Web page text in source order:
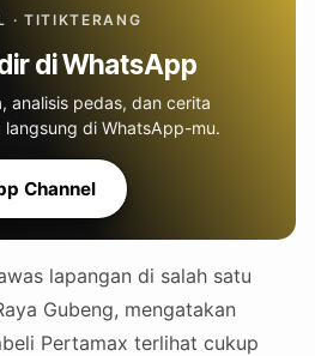
· TITIKTERANG
di WhatsApp
analisis pedas, dan cerita
langsung di WhatsApp-mu.
Channel
lapangan di salah satu
Gubeng, mengatakan
Pertamax terlihat cukup